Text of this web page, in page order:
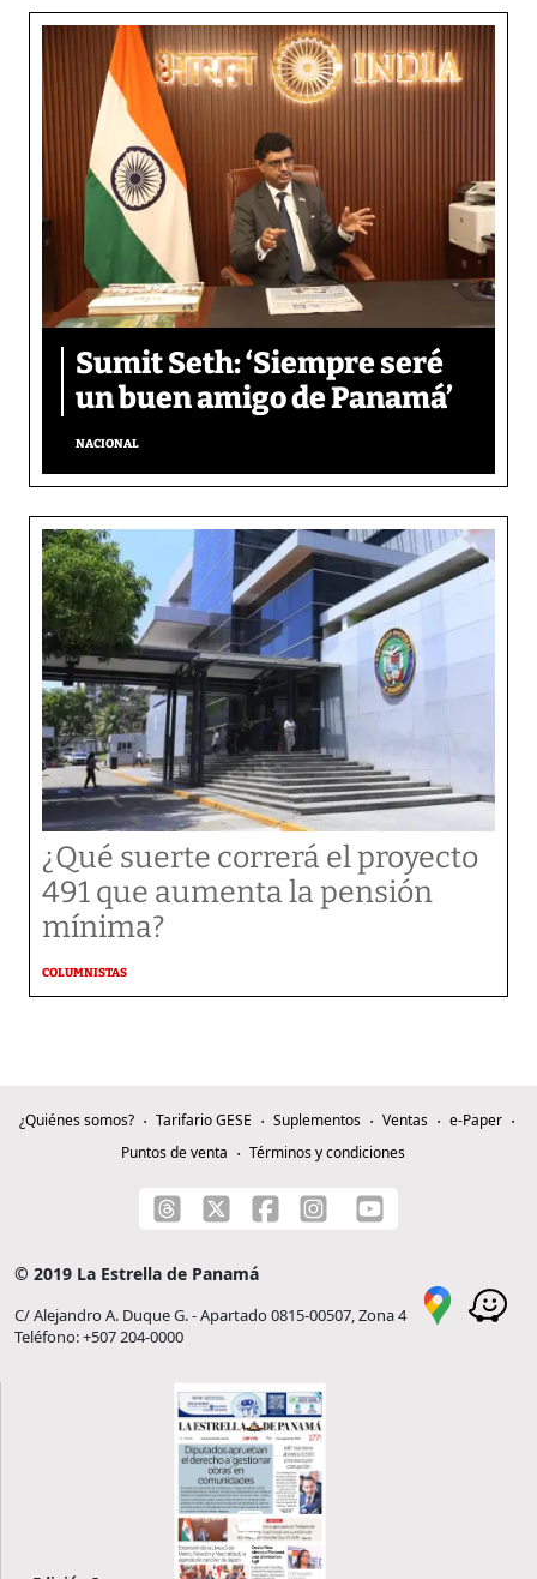
Sumit Seth: ‘Siempre seré
un buen amigo de Panamá’
NACIONAL
¿Qué suerte correrá el proyecto
491 que aumenta la pensión
mínima?
COLUMNISTAS
¿Quiénes somos? Tarifario GESE Suplementos Ventas
e-Paper
Puntos de venta
Términos y condiciones
© 2019 La Estrella de Panamá
C/ Alejandro A. Duque G. - Apartado 0815-00507, Zona 4
Teléfono: +507 204-0000